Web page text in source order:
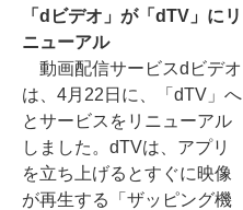
「dビデオ」が「dTV」にリ
ニューアル
動画配信サービスdビデオ
は、4月22日に、「dTV」へ
とサービスをリニューアル
しました。dTVは、アプリ
を立ち上げるとすぐに映像
が再生する「ザッピング機